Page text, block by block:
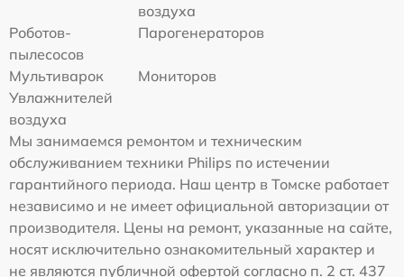
воздуха
Роботов-
пылесосов
Парогенераторов
Мультиварок
Мониторов
Увлажнителей
воздуха
Мы занимаемся ремонтом и техническим
обслуживанием техники Philips по истечении
гарантийного периода. Наш центр в Томске работает
независимо и не имеет официальной авторизации от
производителя. Цены на ремонт, указанные на сайте,
носят исключительно ознакомительный характер и
не являются публичной офертой согласно п. 2 ст. 437